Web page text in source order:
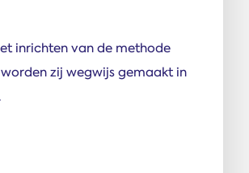
inrichten van de methode
zij wegwijs gemaakt in